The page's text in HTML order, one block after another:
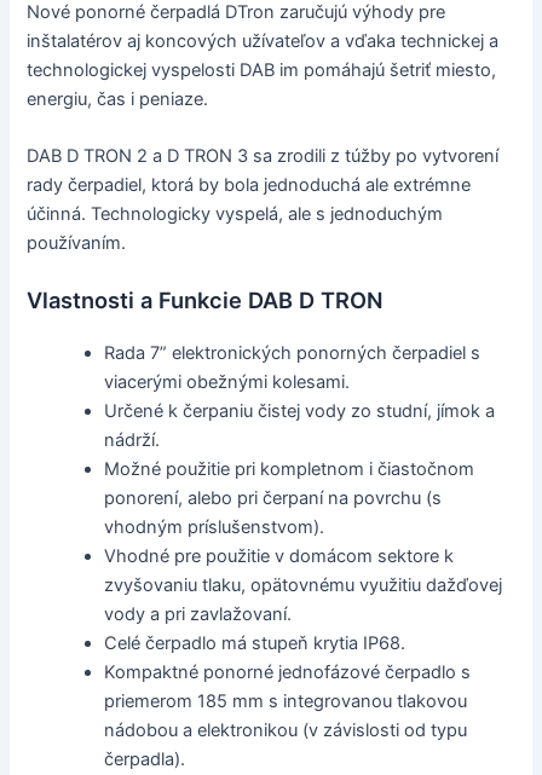
Nové ponorné čerpadlá DTron zaručujú výhody pre
inštalatérov aj koncových užívateľov a vďaka technickej a
technologickej vyspelosti DAB im pomáhajú šetriť miesto,
energiu, čas i peniaze.
DAB D TRON 2 a D TRON 3 sa zrodili z túžby po vytvorení
rady čerpadiel, ktorá by bola jednoduchá ale extrémne
účinná. Technologicky vyspelá, ale s jednoduchým
používaním.
Vlastnosti a Funkcie DAB D TRON
Rada 7” elektronických ponorných čerpadiel s
viacerými obežnými kolesami.
Určené k čerpaniu čistej vody zo studní, jímok a
nádrží.
Možné použitie pri kompletnom i čiastočnom
ponorení, alebo pri čerpaní na povrchu (s
vhodným príslušenstvom).
Vhodné pre použitie v domácom sektore k
zvyšovaniu tlaku, opätovnému využitiu dažďovej
vody a pri zavlažovaní.
Celé čerpadlo má stupeň krytia IP68.
Kompaktné ponorné jednofázové čerpadlo s
priemerom 185 mm s integrovanou tlakovou
nádobou a elektronikou (v závislosti od typu
čerpadla).